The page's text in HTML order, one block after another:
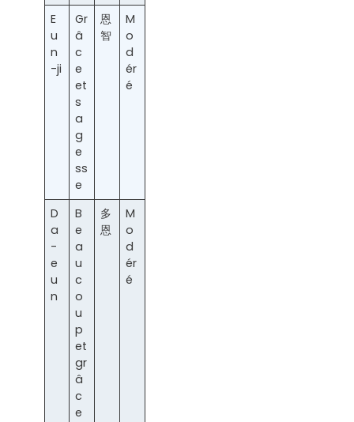
E
u
n
-ji
Gr
â
c
e
et
s
a
g
e
ss
e
恩
智
M
o
d
ér
é
D
a
-
e
u
n
B
e
a
u
c
o
u
p
et
gr
â
c
e
多
恩
M
o
d
ér
é